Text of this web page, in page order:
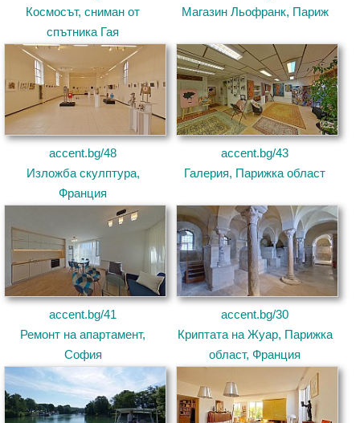
Космосът, сниман от
спътника Гая
Магазин Льофранк, Париж
accent.bg/48
Изложба скулптура,
Франция
accent.bg/43
Галерия, Парижка област
accent.bg/41
Ремонт на апартамент,
София
accent.bg/30
Криптата на Жуар, Парижка
област, Франция